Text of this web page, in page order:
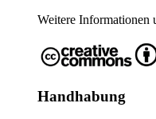
Weitere Informationen
Handhabung